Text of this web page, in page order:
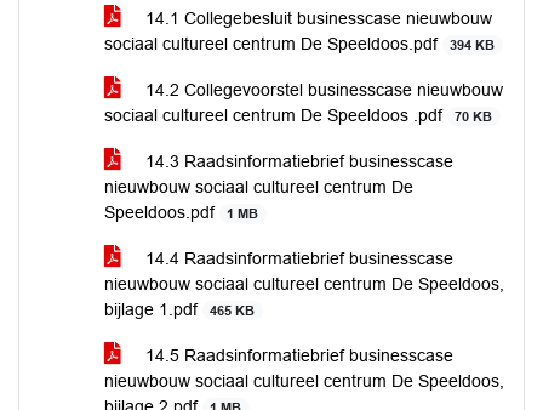
14.1 Collegebesluit businesscase nieuwbouw
sociaal cultureel centrum De Speeldoos.pdf
394 KB
14.2 Collegevoorstel businesscase nieuwbouw
sociaal cultureel centrum De Speeldoos .pdf
70 KB
14.3 Raadsinformatiebrief businesscase
nieuwbouw sociaal cultureel centrum De
Speeldoos.pdf
1 MB
14.4 Raadsinformatiebrief businesscase
nieuwbouw sociaal cultureel centrum De Speeldoos,
bijlage 1.pdf
465 KB
14.5 Raadsinformatiebrief businesscase
nieuwbouw sociaal cultureel centrum De Speeldoos,